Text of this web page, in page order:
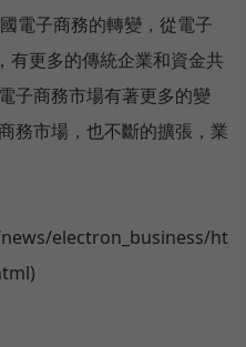
電子商務的轉變，從電子
有更多的傳統企業和資金共
子商務市場有著更多的變
務市場，也不斷的擴張，業
electron_business/ht